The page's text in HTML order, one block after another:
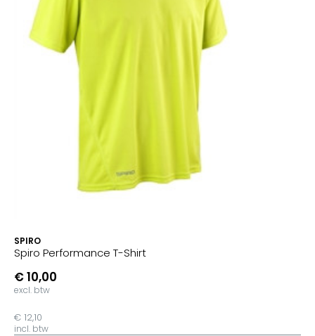
SPIRO
Spiro Performance T-Shirt
€ 10,00
excl. btw
€ 12,10
incl. btw